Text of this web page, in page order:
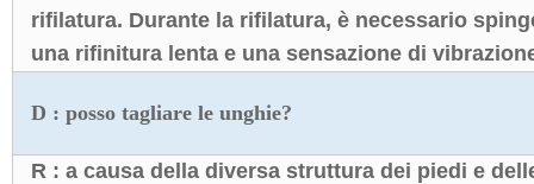
rifilatura. Durante la rifilatura, è necessario
una rifinitura lenta e una sensazione di
D : posso tagliare le unghie?
R : a causa della diversa struttura dei piedi e